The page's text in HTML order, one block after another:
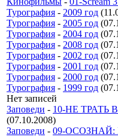
Турография - 2009 год
Турография - 2005 год
Турография - 2004 год
Турография - 2008 год
Турография - 2002 год
Турография - 2001 год
Турография - 2000 год
Турография - 1999 год
Нет записей
Заповеди - 10-НЕ
(07.10.2008)
Заповеди - 09-